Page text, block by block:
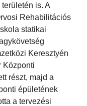
is. A
Rehabilitációs
statikai
Keresztyén
Központi
részt, majd a
épületének
a tervezési